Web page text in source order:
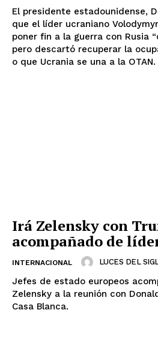
Luces
Del
El presidente estadounidense,
que el líder ucraniano
poner fin a la guerra con Rusia
pero descartó recuperar la
o que Ucrania se una a la OTAN.
Irá Zelensky con
acompañado de
INTERNACIONAL LUCES DEL
Jefes de estado europeos
Zelensky a la reunión con
Casa Blanca.